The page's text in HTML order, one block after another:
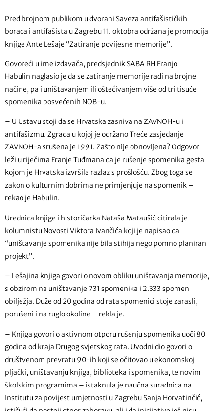
Pred brojnom publikom u dvorani Saveza antifašističkih
boraca i antifašista u Zagrebu 11. oktobra održana je promocija
knjige Ante Lešaje “Zatiranje povijesne memorije”.
Govoreći u ime izdavača, predsjednik SABA RH Franjo
Habulin naglasio je da se zatiranje memorije radi na brojne
načine, pa i uništavanjem ili oštećivanjem više od tri tisuće
spomenika posvećenih NOB-u.
– U Ustavu stoji da se Hrvatska zasniva na ZAVNOH-u i
antifašizmu. Zgrada u kojoj je održano Treće zasjedanje
ZAVNOH-a srušena je 1991. Zašto nije obnovljena? Odgovor
leži u riječima Franje Tuđmana da je rušenje spomenika gesta
kojom je Hrvatska izvršila razlaz s prošlošću. Zbog toga se
zakon o kulturnim dobrima ne primjenjuje na spomenik –
rekao je Habulin.
Urednica knjige i historičarka Nataša Mataušić citirala je
kolumnistu Novosti Viktora Ivančića koji je napisao da
“uništavanje spomenika nije bila stihija nego pomno planiran
projekt”.
– Lešajina knjiga govori o novom obliku uništavanja memorije,
s obzirom na uništavanje 731 spomenika i 2.333 spomen
obilježja. Duže od 20 godina od rata spomenici stoje zarasli,
porušeni i na ruglo okoline – rekla je.
– Knjiga govori o aktivnom otporu rušenju spomenika uoči 80
godina od kraja Drugog svjetskog rata. Uvodni dio govori o
društvenom prevratu 90-ih koji se očitovao u ekonomskoj
pljački, uništavanju knjiga, biblioteka i spomenika, te novim
školskim programima – istaknula je naučna suradnica na
Institutu za povijest umjetnosti u Zagrebu Sanja Horvatinčić,